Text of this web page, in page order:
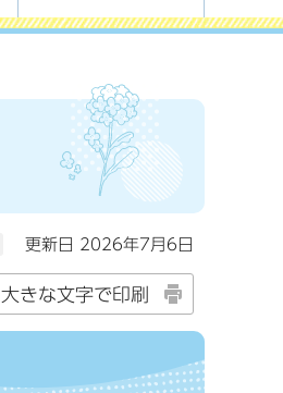
更新日 2026年7月6日
大きな文字で印刷